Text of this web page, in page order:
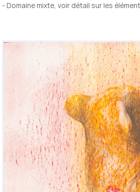
- Domaine mixte, voir détail sur les